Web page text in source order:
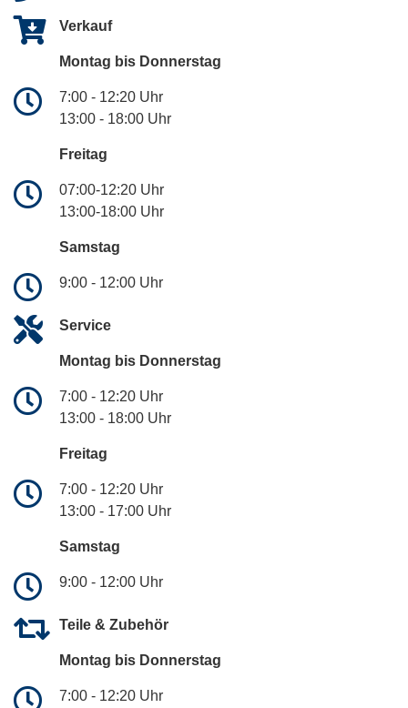
Verkauf
Montag bis Donnerstag
7:00 - 12:20 Uhr
13:00 - 18:00 Uhr
Freitag
07:00-12:20 Uhr
13:00-18:00 Uhr
Samstag
9:00 - 12:00 Uhr
Service
Montag bis Donnerstag
7:00 - 12:20 Uhr
13:00 - 18:00 Uhr
Freitag
7:00 - 12:20 Uhr
13:00 - 17:00 Uhr
Samstag
9:00 - 12:00 Uhr
Teile & Zubehör
Montag bis Donnerstag
7:00 - 12:20 Uhr